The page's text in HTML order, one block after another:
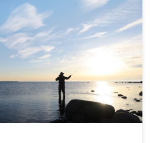
paljon, ja sen rannikko on kuin
rannalta kalastamiseen.